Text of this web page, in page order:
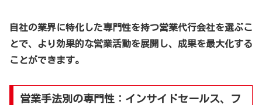
自社の業界に特化した専門性を持つ営業代行会社を選ぶこ
とで、より効果的な営業活動を展開し、成果を最大化する
ことができます。
営業手法別の専門性：インサイドセールス、フ